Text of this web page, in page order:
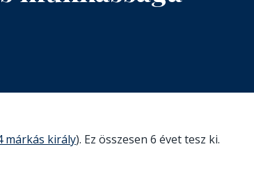
márkás király). Ez összesen 6 évet tesz ki.